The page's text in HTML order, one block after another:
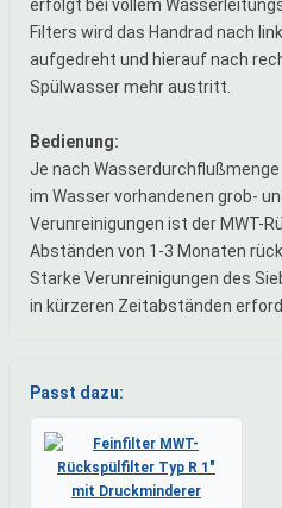
erfolgt bei vollem
Filters wird das Handrad nach
aufgedreht und hierauf nach
Spülwasser mehr austritt.
Bedienung:
Je nach
im Wasser vorhandenen grob-
Verunreinigungen ist der MWT-
Abständen von 1-3 Monaten
Starke Verunreinigungen des
in kürzeren Zeitabständen
Passt dazu: